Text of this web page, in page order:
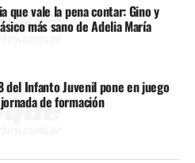
que vale la pena contar: Gino y
más sano de Adelia María
del Infanto Juvenil pone en juego
de formación